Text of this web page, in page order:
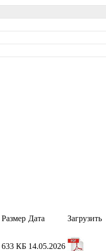
Размер Дата
Загрузить
633 КБ 14.05.2026